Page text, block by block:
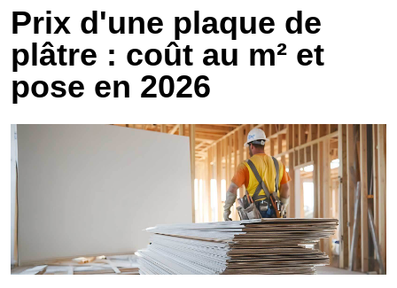
Prix d'une plaque de
plâtre : coût au m² et
pose en 2026